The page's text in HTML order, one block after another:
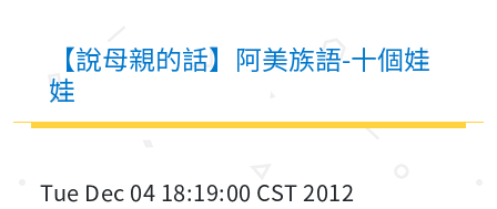
【說母親的話】阿美族語-十個娃
娃
Tue Dec 04 18:19:00 CST 2012